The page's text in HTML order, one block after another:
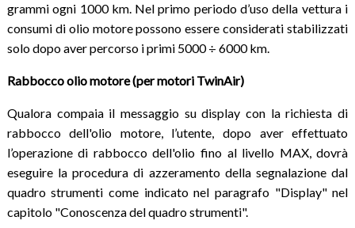
grammi ogni 1000 km. Nel primo periodo d’uso della vettura i
consumi di olio motore possono essere considerati stabilizzati
solo dopo aver percorso i primi 5000 ÷ 6000 km.
Rabbocco olio motore (per motori TwinAir)
Qualora compaia il messaggio su display con la richiesta di
rabbocco dell'olio motore, l’utente, dopo aver effettuato
l’operazione di rabbocco dell'olio fino al livello MAX, dovrà
eseguire la procedura di azzeramento della segnalazione dal
quadro strumenti come indicato nel paragrafo "Display" nel
capitolo "Conoscenza del quadro strumenti".